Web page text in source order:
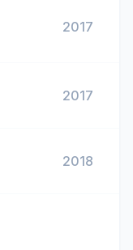
2017
2017
2018